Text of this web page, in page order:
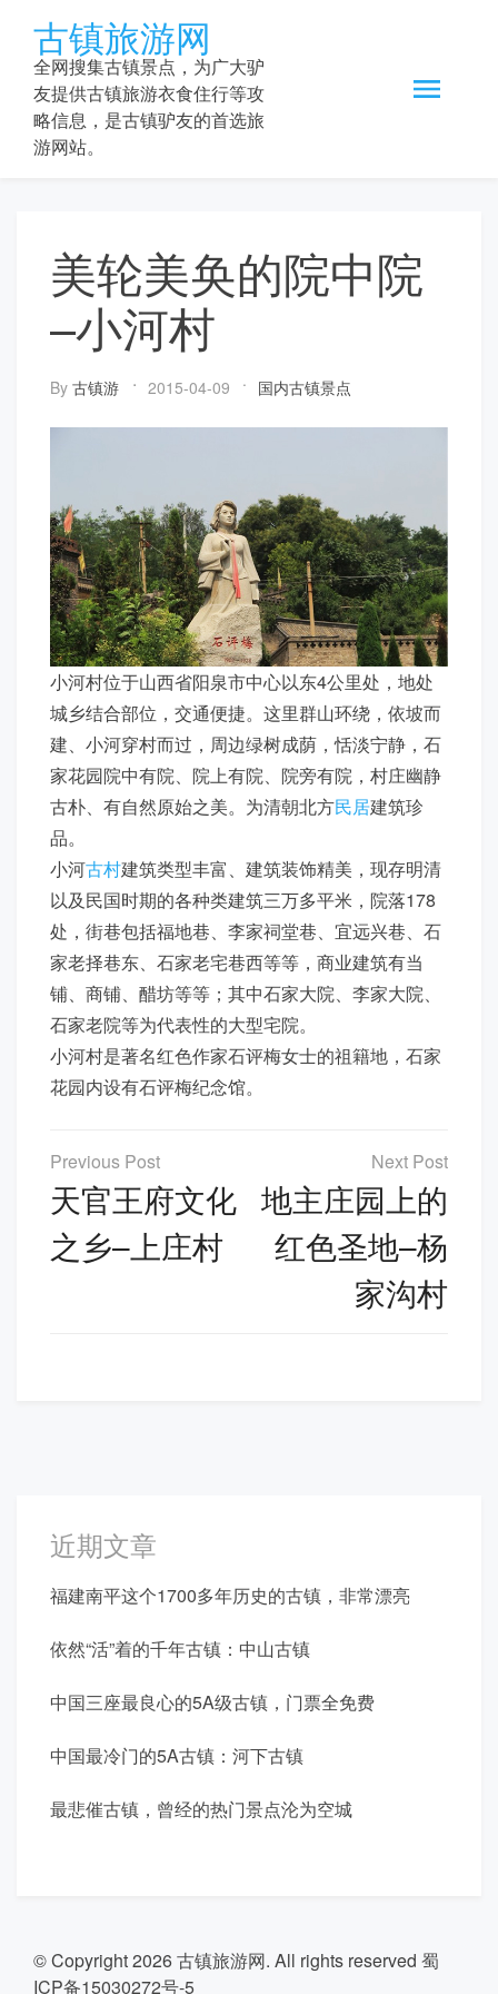
content
古镇旅游网
全网搜集古镇景点，为广大驴
友提供古镇旅游衣食住行等攻
略信息，是古镇驴友的首选旅
游网站。
美轮美奂的院中院
–小河村
By 古镇游 2015-04-09 国内古镇景点
小河村位于山西省阳泉市中心以东4公里处，地处
城乡结合部位，交通便捷。这里群山环绕，依坡而
建、小河穿村而过，周边绿树成荫，恬淡宁静，石
家花园院中有院、院上有院、院旁有院，村庄幽静
古朴、有自然原始之美。为清朝北方民居建筑珍
品。
小河古村建筑类型丰富、建筑装饰精美，现存明清
以及民国时期的各种类建筑三万多平米，院落178
处，街巷包括福地巷、李家祠堂巷、宜远兴巷、石
家老择巷东、石家老宅巷西等等，商业建筑有当
铺、商铺、醋坊等等；其中石家大院、李家大院、
石家老院等为代表性的大型宅院。
小河村是著名红色作家石评梅女士的祖籍地，石家
花园内设有石评梅纪念馆。
文
章
导
航
天官王府文化
之乡–上庄村
地主庄园上的
红色圣地–杨
家沟村
近期文章
福建南平这个1700多年历史的古镇，非常漂亮
依然“活”着的千年古镇：中山古镇
中国三座最良心的5A级古镇，门票全免费
中国最冷门的5A古镇：河下古镇
最悲催古镇，曾经的热门景点沦为空城
© Copyright 2026古镇旅游网. All rights reserved 蜀
ICP备15030272号-5